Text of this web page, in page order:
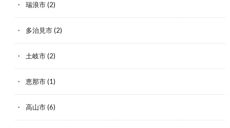
瑞浪市(2)
多治見市(2)
土岐市(2)
恵那市(1)
高山市(6)